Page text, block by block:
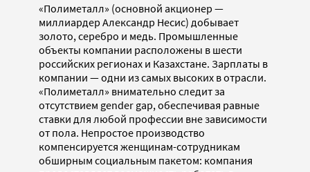
«Полиметалл» (основной акционер —
миллиардер Александр Несис) добывает
золото, серебро и медь. Промышленные
объекты компании расположены в шести
российских регионах и Казахстане. Зарплаты в
компании — одни из самых высоких в отрасли.
«Полиметалл» внимательно следит за
отсутствием gender gap, обеспечивая равные
ставки для любой профессии вне зависимости
от пола. Непростое производство
компенсируется женщинам-сотрудникам
обширным социальным пакетом: компания